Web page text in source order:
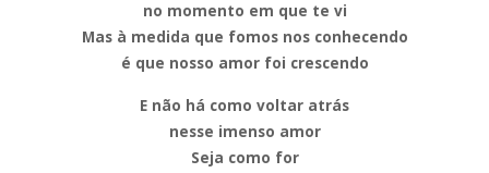
no momento em que te vi
Mas à medida que fomos nos conhecendo
é que nosso amor foi crescendo
E não há como voltar atrás
nesse imenso amor
Seja como for